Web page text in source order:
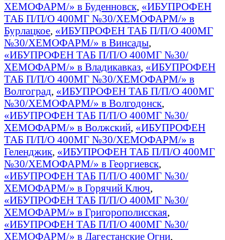
ХЕМОФАРМ/» в Буденновск, «ИБУПРОФЕН
ТАБ П/П/О 400МГ №30/ХЕМОФАРМ/» в
Бурлацкое, «ИБУПРОФЕН ТАБ П/П/О 400МГ
№30/ХЕМОФАРМ/» в Винсады,
«ИБУПРОФЕН ТАБ П/П/О 400МГ №30/
ХЕМОФАРМ/» в Владикавказ, «ИБУПРОФЕН
ТАБ П/П/О 400МГ №30/ХЕМОФАРМ/» в
Волгоград, «ИБУПРОФЕН ТАБ П/П/О 400МГ
№30/ХЕМОФАРМ/» в Волгодонск,
«ИБУПРОФЕН ТАБ П/П/О 400МГ №30/
ХЕМОФАРМ/» в Волжский, «ИБУПРОФЕН
ТАБ П/П/О 400МГ №30/ХЕМОФАРМ/» в
Геленджик, «ИБУПРОФЕН ТАБ П/П/О 400МГ
№30/ХЕМОФАРМ/» в Георгиевск,
«ИБУПРОФЕН ТАБ П/П/О 400МГ №30/
ХЕМОФАРМ/» в Горячий Ключ,
«ИБУПРОФЕН ТАБ П/П/О 400МГ №30/
ХЕМОФАРМ/» в Григорополисская,
«ИБУПРОФЕН ТАБ П/П/О 400МГ №30/
ХЕМОФАРМ/» в Дагестанские Огни,